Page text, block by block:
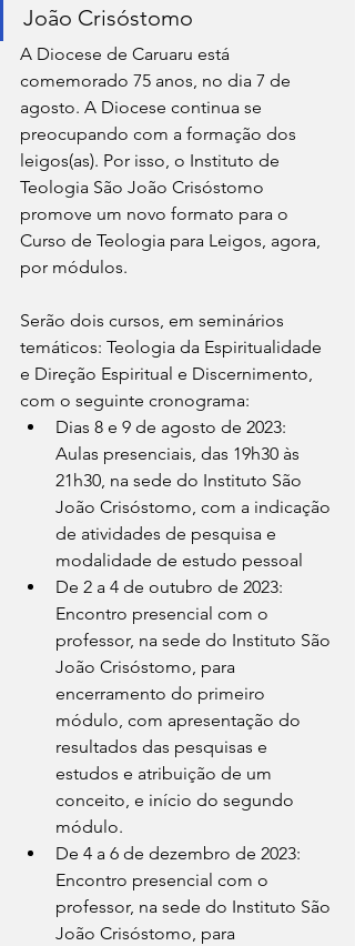
João Crisóstomo
A Diocese de Caruaru está
comemorado 75 anos, no dia 7 de
agosto. A Diocese continua se
preocupando com a formação dos
leigos(as). Por isso, o Instituto de
Teologia São João Crisóstomo
promove um novo formato para o
Curso de Teologia para Leigos, agora,
por módulos.
Serão dois cursos, em seminários
temáticos: Teologia da Espiritualidade
e Direção Espiritual e Discernimento,
com o seguinte cronograma:
Dias 8 e 9 de agosto de 2023:
Aulas presenciais, das 19h30 às
21h30, na sede do Instituto São
João Crisóstomo, com a indicação
de atividades de pesquisa e
modalidade de estudo pessoal
De 2 a 4 de outubro de 2023:
Encontro presencial com o
professor, na sede do Instituto São
João Crisóstomo, para
encerramento do primeiro
módulo, com apresentação do
resultados das pesquisas e
estudos e atribuição de um
conceito, e início do segundo
módulo.
De 4 a 6 de dezembro de 2023:
Encontro presencial com o
professor, na sede do Instituto São
João Crisóstomo, para